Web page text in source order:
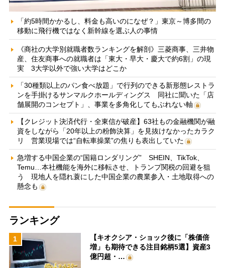
「約5時間かかるし、料金も高いのになぜ？」東京～博多間の
移動に飛行機ではなく新幹線を選ぶ人の事情
《商社の大学別就職者数ランキングを解剖》三菱商事、三井物
産、住友商事への就職者は「東大・早大・慶大で約6割」の現
実 3大学以外で強い大学はどこか
「30種類以上のパン食べ放題」で行列のできる新形態レストラ
ンを手掛けるサンマルクホールディングス 同社に聞いた「店
舗展開のコンセプト」、事業を多角化してもぶれない軸
【クレジット決済代行・全東信が破産】63社もの金融機関が融
資をしながら「20年以上の粉飾決算」を見抜けなかったカラク
リ 営業現場では“自転車操業”の焦りも表出していた
急増する中国企業の“国籍ロンダリング” SHEIN、TikTok、
Temu…本社機能を海外に移転させ、トランプ関税の回避を狙
う 現地人を隠れ蓑にした中国企業の農業参入・土地取得への
懸念も
ランキング
1
【キオクシア・ショック後に「株価倍
増」も期待できる注目銘柄5選】資産3
億円超・…